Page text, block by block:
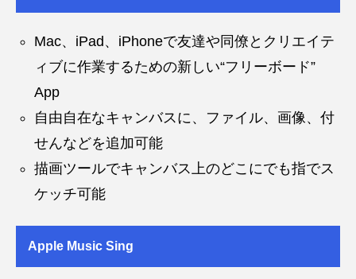
Mac、iPad、iPhoneで友達や同僚とクリエイテ
ィブに作業するための新しい“フリーボード”
App
自由自在なキャンバスに、ファイル、画像、付
せんなどを追加可能
描画ツールでキャンバス上のどこにでも指でス
ケッチ可能
Apple Music Sing